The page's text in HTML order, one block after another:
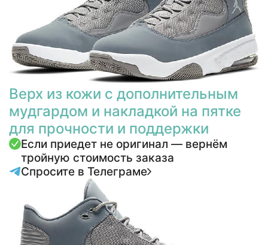
Верх из кожи с дополнительным
мудгардом и накладкой на пятке
для прочности и поддержки
Если приедет не оригинал — вернём
тройную стоимость заказа
Спросите в Телеграме